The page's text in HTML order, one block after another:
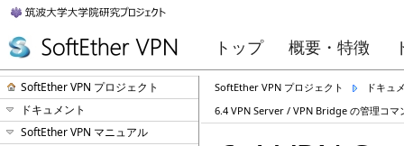
トップ 概要・特徴
SoftEther VPN プロジェクト
ドキュメント
SoftEther VPN マニュアル
SoftEther VPN プロジェクト
ドキュ
6.4 VPN Server / VPN Bridge の管理コマ